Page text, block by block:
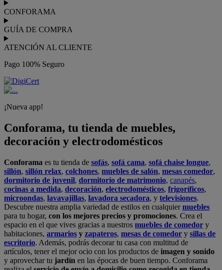
CONFORAMA
GUÍA DE COMPRA
ATENCIÓN AL CLIENTE
Pago 100% Seguro
¡Nueva app!
Conforama, tu tienda de muebles,
decoración y electrodomésticos
Conforama es tu tienda de sofás, sofá cama, sofá chaise longue,
sillón, sillón relax, colchones, muebles de salón, mesas comedor,
dormitorio de juvenil, dormitorio de matrimonio, canapés,
cocinas a medida, decoración, electrodomésticos, frigoríficos,
microondas, lavavajillas, lavadora secadora, y televisiones.
Descubre nuestra amplia variedad de estilos en cualquiermuebles
para tu hogar, con los mejores precios y promociones. Crea el
espacio en el que vives gracias a nuestros muebles de comedor y
habitaciones, armarios y zapateros, mesas de comedor y sillas de
escritorio. Además, podrás decorar tu casa con multitud de
artículos, tener el mejor ocio con los productos de imagen y sonido
y aprovechar tu jardín en las épocas de buen tiempo. Conforama